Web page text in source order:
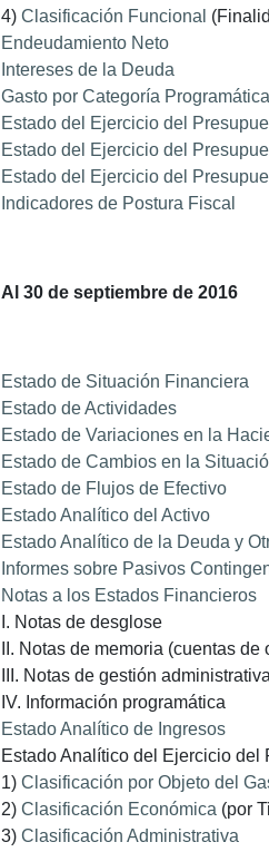
4) Clasificación Funcional
Endeudamiento Neto
Intereses de la Deuda
Gasto por Categoría Programática
Estado del Ejercicio del
Estado del Ejercicio del
Estado del Ejercicio del
Indicadores de Postura Fiscal
Al 30 de septiembre de 2016
Estado de Situación Financiera
Estado de Actividades
Estado de Variaciones en la
Estado de Cambios en la
Estado de Flujos de Efectivo
Estado Analítico del Activo
Estado Analítico de la Deuda y
Informes sobre Pasivos
Notas a los Estados Financieros
I. Notas de desglose
II. Notas de memoria (cuentas de
III. Notas de gestión
IV. Información programática
Estado Analítico de Ingresos
Estado Analítico del Ejercicio del
1) Clasificación por Objeto del
2) Clasificación Económica (por
3) Clasificación Administrativa